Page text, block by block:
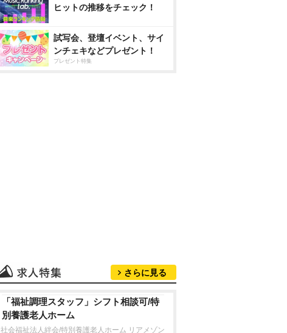
ヒットの推移をチェック！
試写会、登壇イベント、サイ
ンチェキなどプレゼント！
プレゼント特集
さらに見る
「福祉調理スタッフ」シフト相談可/特
別養護老人ホーム
社会福祉法人絆会/特別養護老人ホーム リアメゾン